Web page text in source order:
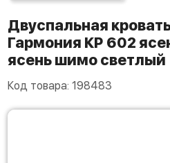
Двуспальная кровать 140х200
Гармония КР 602
ясень шимо светлый
Код товара: 198483